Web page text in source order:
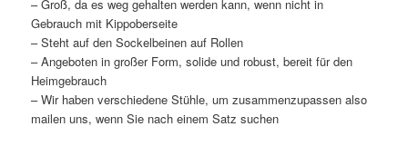
– Groß, da es weg gehalten werden kann, wenn nicht in
Gebrauch mit Kippoberseite
– Steht auf den Sockelbeinen auf Rollen
– Angeboten in großer Form, solide und robust, bereit für den
Heimgebrauch
– Wir haben verschiedene Stühle, um zusammenzupassen also
mailen uns, wenn Sie nach einem Satz suchen